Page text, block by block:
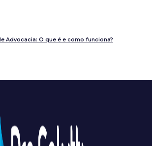
Advocacia: O que é e como funciona?